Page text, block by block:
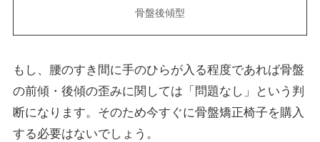
骨盤後傾型
もし、腰のすき間に手のひらが入る程度であれば骨盤
の前傾・後傾の歪みに関しては「問題なし」という判
断になります。そのため今すぐに骨盤矯正椅子を購入
する必要はないでしょう。